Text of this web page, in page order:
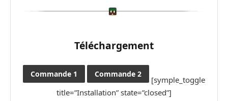
Téléchargement
Commande 1 Commande 2
[symple_toggle
title=”Installation” state=”closed”]